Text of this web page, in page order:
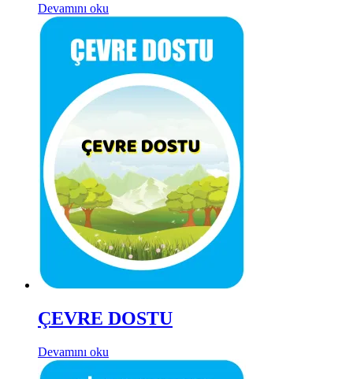
Devamını oku
ÇEVRE DOSTU
Devamını oku